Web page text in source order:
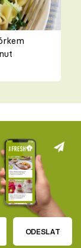
ODESLAT